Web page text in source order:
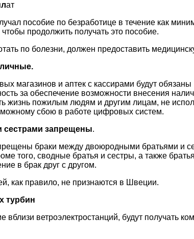
ат
пособие по безработице в течение как
продолжить получать это пособие.
по болезни, должен предоставить
магазинов и аптек с кассирами будут
за обеспечение возможности внесения
жизнь пожилым людям и другим лицам, не
сбою в работе цифровых систем.
запрещены.
браки между двоюродными братьями и
того, сводные братья и сестры, а также
в брак друг с другом.
как правило, не признаются в Швеции.
турбин
ветроэлектростанций, будут получать